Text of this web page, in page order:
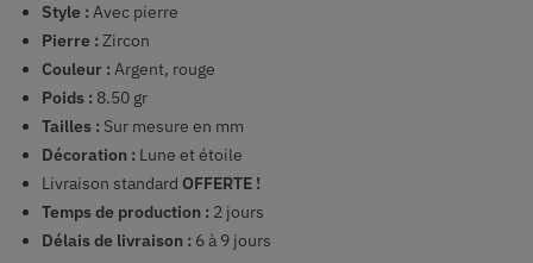
Style :Avec pierre
Pierre :Zircon
Couleur :Argent, rouge
Poids : 8.50 gr
Tailles : Sur mesure en mm
Décoration : Lune et étoile
Livraison standard OFFERTE !
Temps de production : 2 jours
Délais de livraison : 6 à 9 jours